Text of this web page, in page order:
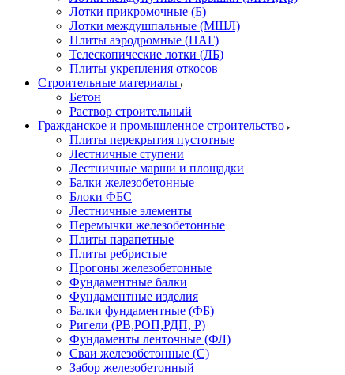
Лотки прикромочные (Б)
Лотки междушпальные (МШЛ)
Плиты аэродромные (ПАГ)
Телескопические лотки (ЛБ)
Плиты укрепления откосов
Строительные материалы
Бетон
Раствор строительный
Гражданское и промышленное строительство
Плиты перекрытия пустотные
Лестничные ступени
Лестничные марши и площадки
Балки железобетонные
Блоки ФБС
Лестничные элементы
Перемычки железобетонные
Плиты парапетные
Плиты ребристые
Прогоны железобетонные
Фундаментные балки
Фундаментные изделия
Балки фундаментные (ФБ)
Ригели (РВ,РОП,РДП, Р)
Фундаменты ленточные (ФЛ)
Сваи железобетонные (С)
Забор железобетонный